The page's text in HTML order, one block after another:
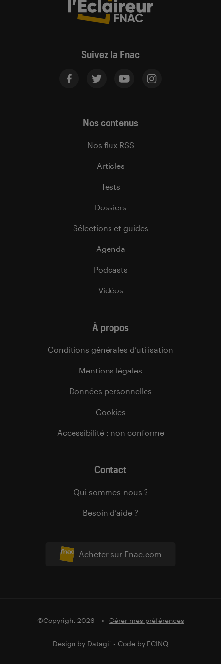
Suivez la Fnac
Acheter sur Fnac.com
Nos contenus
Nos flux RSS
Articles
Tests
Dossiers
Sélections et guides
Agenda
Podcasts
Vidéos
À propos
Conditions générales d’utilisation
Mentions légales
Données personnelles
Cookies
Accessibilité : non conforme
Contact
Qui sommes-nous ?
Besoin d’aide ?
©Copyright 2026 Gérer mes préférences
Design by Datagif - Code by FCINQ